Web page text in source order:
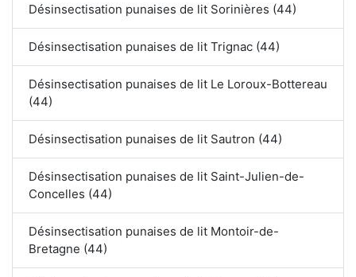
Désinsectisation punaises de lit Sorinières (44)
Désinsectisation punaises de lit Trignac (44)
Désinsectisation punaises de lit Le Loroux-Bottereau
(44)
Désinsectisation punaises de lit Sautron (44)
Désinsectisation punaises de lit Saint-Julien-de-
Concelles (44)
Désinsectisation punaises de lit Montoir-de-
Bretagne (44)